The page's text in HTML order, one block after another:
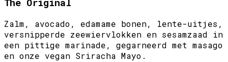
Zalm, avocado, edamame bonen, lente-uitjes,
versnipperde zeewiervlokken en sesamzaad in
een pittige marinade, gegarneerd met masago
en onze vegan Sriracha Mayo.